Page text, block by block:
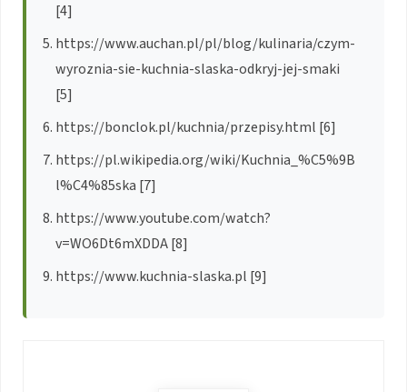
[4]
https://www.auchan.pl/pl/blog/kulinaria/czym-
wyroznia-sie-kuchnia-slaska-odkryj-jej-smaki
[5]
https://bonclok.pl/kuchnia/przepisy.html [6]
https://pl.wikipedia.org/wiki/Kuchnia_%C5%9B
l%C4%85ska [7]
https://www.youtube.com/watch?
v=WO6Dt6mXDDA [8]
https://www.kuchnia-slaska.pl [9]